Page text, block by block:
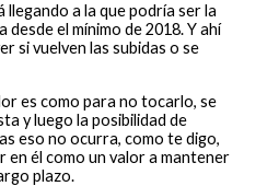
llegando a la que podría ser la
desde el mínimo de 2018. Y ahí
si vuelven las subidas o se
es como para no tocarlo, se
y luego la posibilidad de
eso no ocurra, como te digo,
en él como un valor a mantener
plazo.